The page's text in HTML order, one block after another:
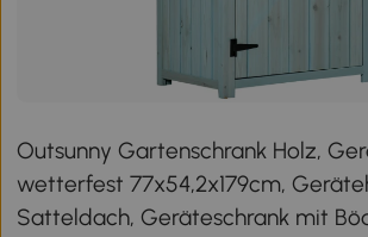
Outsunny Gartenschrank Holz,
wetterfest 77x54,2x179cm,
Satteldach, Geräteschrank mit